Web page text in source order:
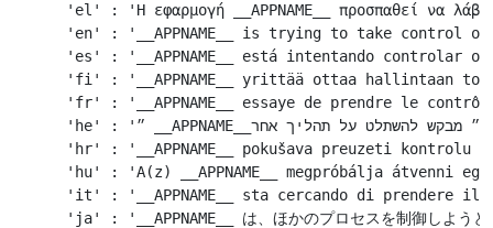
'el' : 'Η εφαρμογή __APPNAME__ προσπαθεί να
'en' : '__APPNAME__ is trying to take control
'es' : '__APPNAME__ está intentando controlar
'fi' : '__APPNAME__ yrittää ottaa hallintaan
'fr' : '__APPNAME__ essaye de prendre le
    'he' : '״ __APPNAME__״ מבקש להשתלט על תהליך אחר.',
'hr' : '__APPNAME__ pokušava preuzeti kontrolu
'hu' : 'A(z) __APPNAME__ megpróbálja átvenni
'it' : '__APPNAME__ sta cercando di prendere il
'ja' : '__APPNAME__ は、ほかのプロセスを制御しようと